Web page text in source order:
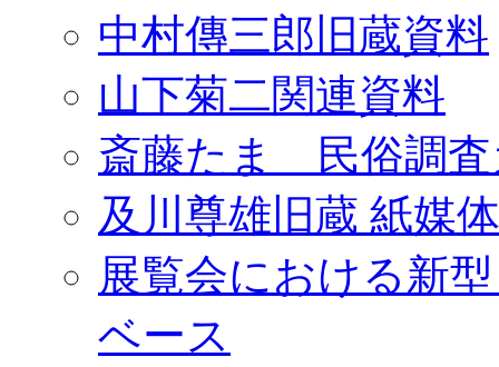
中村傳三郎旧蔵資料
山下菊二関連資料
斎藤たま 民俗調査
及川尊雄旧蔵 紙媒
展覧会における新
ベース